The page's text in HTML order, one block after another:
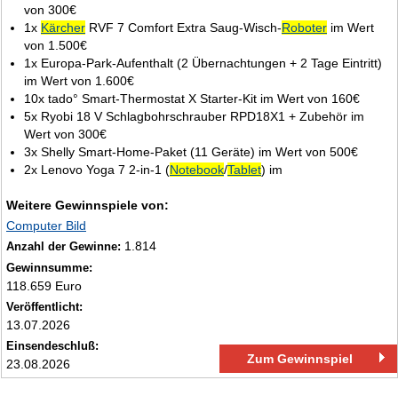
von 300€
1x Kärcher RVF 7 Comfort Extra Saug‑Wisch‑Roboter im Wert
von 1.500€
1x Europa‑Park‑Aufenthalt (2 Übernachtungen + 2 Tage Eintritt)
im Wert von 1.600€
10x tado° Smart‑Thermostat X Starter‑Kit im Wert von 160€
5x Ryobi 18 V Schlagbohrschrauber RPD18X1 + Zubehör im
Wert von 300€
3x Shelly Smart‑Home‑Paket (11 Geräte) im Wert von 500€
2x Lenovo Yoga 7 2‑in‑1 (Notebook/Tablet) im
Weitere Gewinnspiele von:
Computer Bild
Anzahl der Gewinne: 1.814
Gewinnsumme:
118.659 Euro
Veröffentlicht:
13.07.2026
Einsendeschluß:
23.08.2026 Zum Gewinnspiel